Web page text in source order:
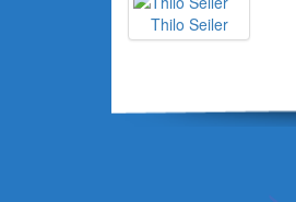
Thilo Seiler